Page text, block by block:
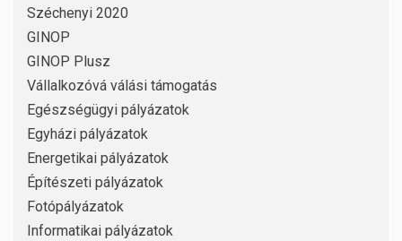
Széchenyi 2020
GINOP
GINOP Plusz
Vállalkozóvá válási támogatás
Egészségügyi pályázatok
Egyházi pályázatok
Energetikai pályázatok
Építészeti pályázatok
Fotópályázatok
Informatikai pályázatok